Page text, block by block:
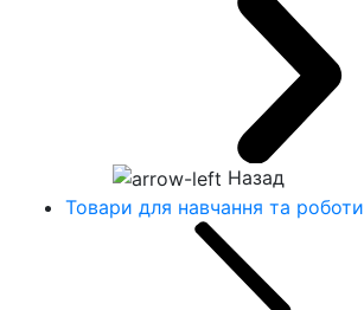
Назад
Товари для навчання та роботи